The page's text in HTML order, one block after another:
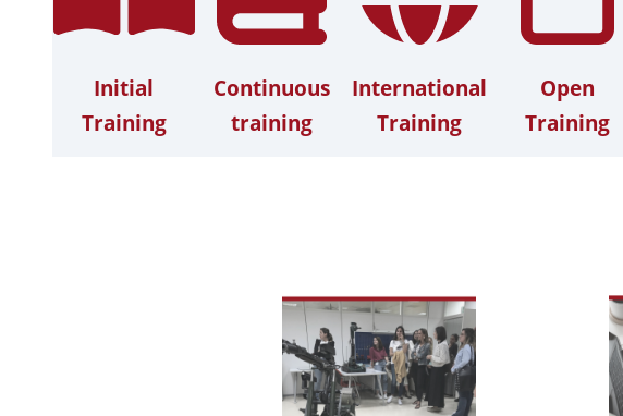
Initial
Training
Continuous
training
International
Training
Open
Training